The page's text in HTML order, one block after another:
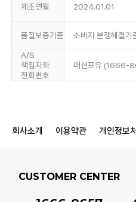
제조연월 2024.01.01
품질보증기준 소비자 분쟁해결기
A/S
책임자와
전화번호
패션포유 (1666-
회사소개 이용약관 개인정보
CUSTOMER CENTER